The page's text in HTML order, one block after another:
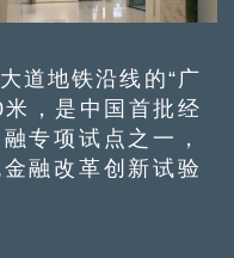
地铁沿线的“广
，是中国首批经
专项试点之一，
融改革创新试验